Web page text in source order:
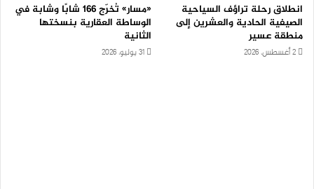
انطلاق رحلة تراؤف السياحية
الصيفية الحادية والعشرين إلى
منطقة عسير
2 أغسطس، 2026
«مسار» تُخرّج 166 شابًا وشابة في
الوساطة العقارية بنسختها
الثانية
31 يوليو، 2026